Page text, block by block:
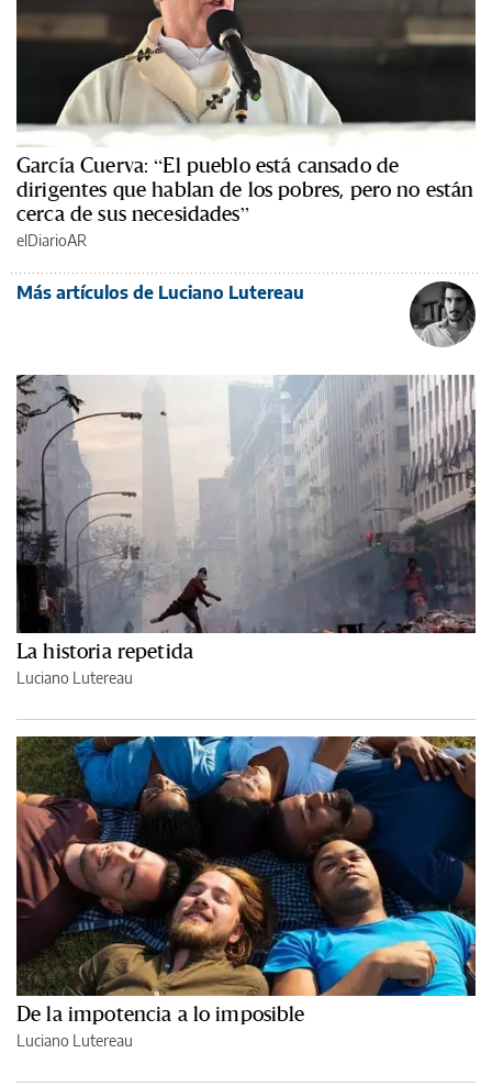
García Cuerva: “El pueblo está cansado de
dirigentes que hablan de los pobres, pero no están
cerca de sus necesidades”
elDiarioAR
Más artículos de Luciano Lutereau
La historia repetida
Luciano Lutereau
De la impotencia a lo imposible
Luciano Lutereau